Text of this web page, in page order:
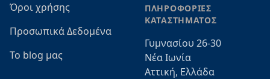
Όροι χρήσης
Προσωπικά Δεδομένα
Το blog μας
ΠΛΗΡΟΦΟΡΙΕΣ
ΚΑΤΑΣΤΗΜΑΤΟΣ
Γυμνασίου 26-30
Νέα Ιωνία
Αττική, Ελλάδα